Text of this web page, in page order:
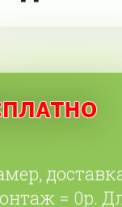
= 0р.